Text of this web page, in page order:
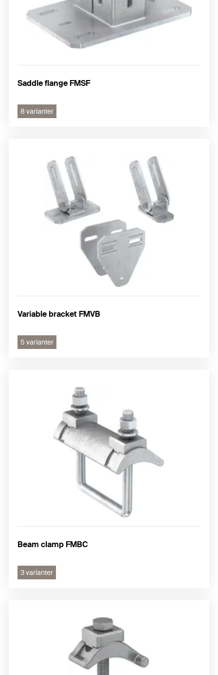
Saddle flange FMSF
8 varianter
Variable bracket FMVB
5 varianter
Beam clamp FMBC
3 varianter